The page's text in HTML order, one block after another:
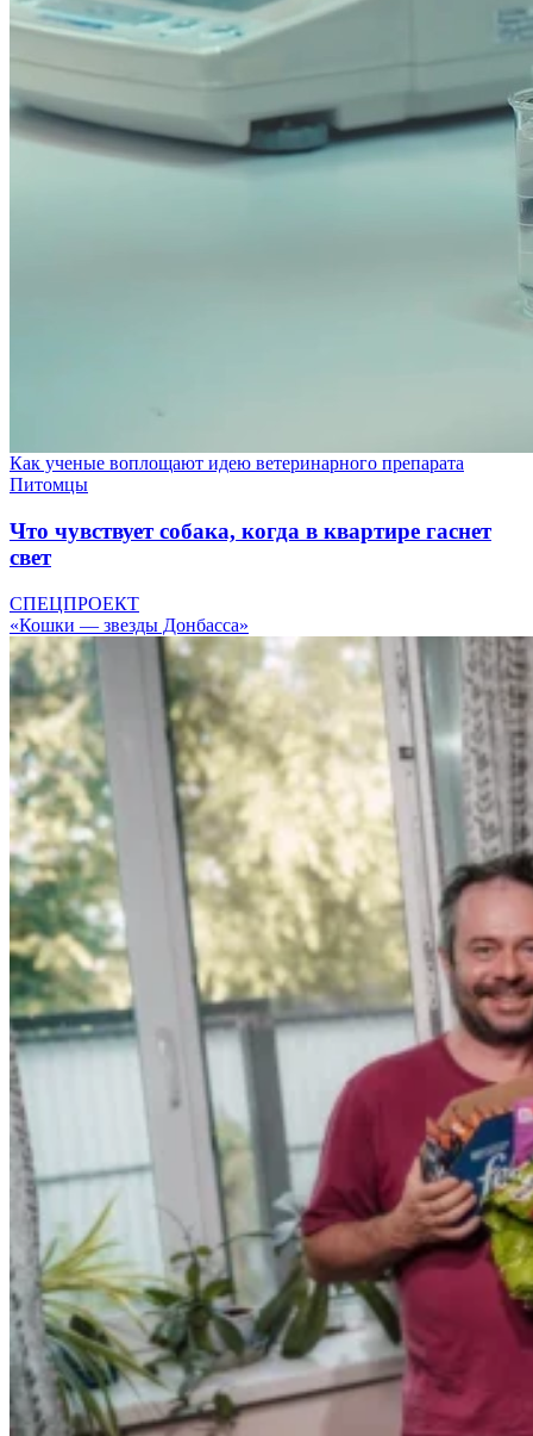
Как ученые воплощают идею ветеринарного препарата
Питомцы
Что чувствует собака, когда в квартире гаснет
свет
СПЕЦПРОЕКТ
«Кошки — звезды Донбасса»